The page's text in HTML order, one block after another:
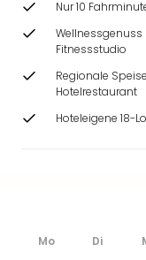
Nur 10
Wellnessgenuss
Fitnessstudio
Regionale
Hotelrestaurant
Hoteleigene 18-
Mo Di